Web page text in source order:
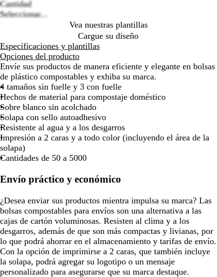
las
arrastrar
flechas
arrastrar
flechas
para
arrastrar
flechas
para
arrastrar
flechas
Cantidad
Seleccionar...
Vea nuestras plantillas
Cargue su diseño
Especificaciones y plantillas
Opciones del producto
Envíe sus productos de manera eficiente y elegante en bolsas
de plástico compostables y exhiba su marca.
4 tamaños sin fuelle y 3 con fuelle
Hechos de material para compostaje doméstico
Sobre blanco sin acolchado
Solapa con sello autoadhesivo
Resistente al agua y a los desgarros
Impresión a 2 caras y a todo color (incluyendo el área de la
solapa)
Cantidades de 50 a 5000
Envío práctico y económico
¿Desea enviar sus productos mientra impulsa su marca? Las
bolsas compostables para envíos son una alternativa a las
cajas de cartón voluminosas. Resisten al clima y a los
desgarros, además de que son más compactas y livianas, por
lo que podrá ahorrar en el almacenamiento y tarifas de envío.
Con la opción de imprimirse a 2 caras, que también incluye
la solapa, podrá agregar su logotipo o un mensaje
personalizado para asegurarse que su marca destaque.